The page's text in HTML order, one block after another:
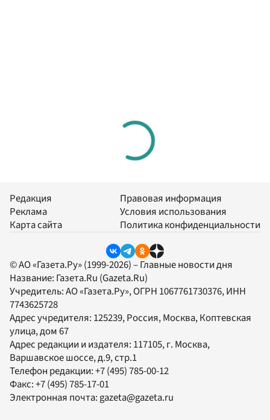
Редакция
Реклама
Карта сайта
Правовая информация
Условия использования
Политика конфиденциальности
© АО «Газета.Ру» (1999-2026) – Главные новости дня
Название: Газета.Ru (Gazeta.Ru)
Учредитель:АО «Газета.Ру», ОГРН 1067761730376, ИНН
7743625728
Адрес учредителя: 125239, Россия, Москва, Коптевская
улица, дом 67
Адрес редакции и издателя: 117105, г. Москва,
Варшавское шоссе, д.9, стр.1
Телефон редакции:+7 (495) 785-00-12
Факс:+7 (495) 785-17-01
Электронная почта: gazeta@gazeta.ru